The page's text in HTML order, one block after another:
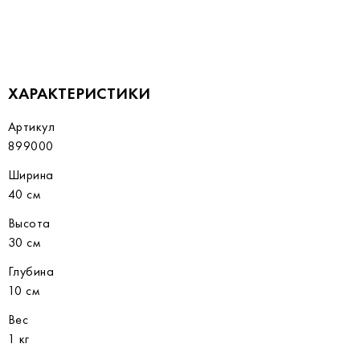
ХАРАКТЕРИСТИКИ
Артикул
899000
Ширина
40 см
Высота
30 см
Глубина
10 см
Вес
1 кг